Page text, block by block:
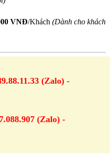
VNĐ/Khách (Dành cho khách
(Zalo) -
(Zalo) -